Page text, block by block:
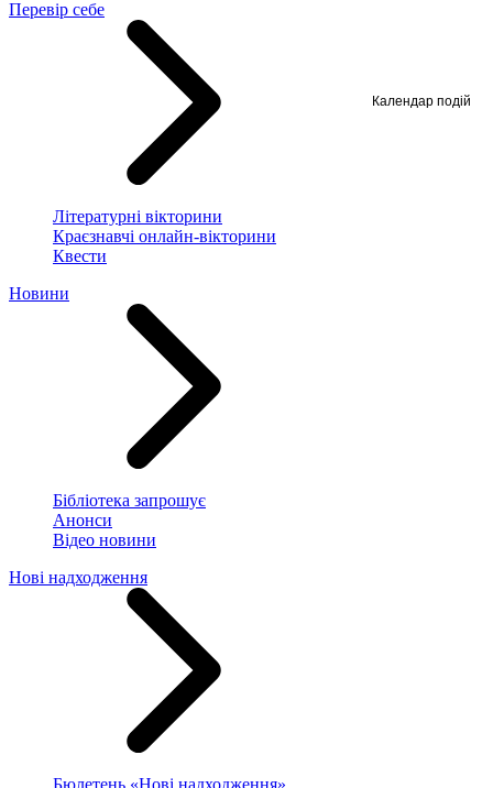
Перевір себе
Літературні вікторини
Краєзнавчі онлайн-вікторини
Квести
Новини
Бібліотека запрошує
Анонси
Відео новини
Нові надходження
Календар подій